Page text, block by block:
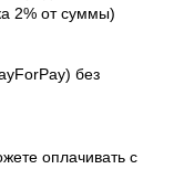
2% от суммы)
без
оплачивать с